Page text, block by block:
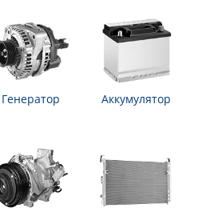
Генератор Аккумулятор